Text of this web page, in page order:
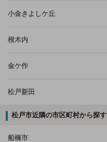
小金きよしケ丘
根木内
金ケ作
松戸新田
松戸市近隣の市区町村から探す
船橋市